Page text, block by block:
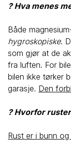
? Hva menes
Både
hygroskopiske.
som gjør at de
fra luften. For
bilen ikke tørker
garasje. Den
? Hvorfor
Rust er i bunn